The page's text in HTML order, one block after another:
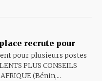
recrute pour
pour plusieurs postes
PLUS CONSEILS
(Bénin,...